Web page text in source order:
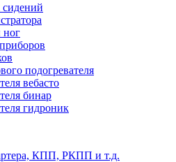
сидений
ног
подогревателя
вебасто
бинар
гидроник
КПП, РКПП и т.д.